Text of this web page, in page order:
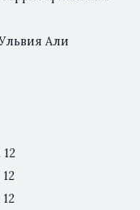
Али
12
12
12